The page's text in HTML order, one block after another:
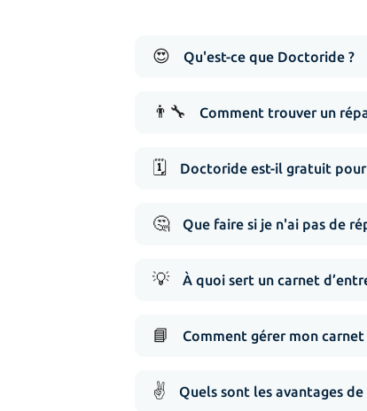
😍 Qu'est-ce que Doctoride ?
👨‍🔧 Comment trouver un
🗓️ Doctoride est-il gratuit pour
🤔 Que faire si je n'ai pas de
💡 À quoi sert un carnet
📘 Comment gérer mon
✌️ Quels sont les avantages de